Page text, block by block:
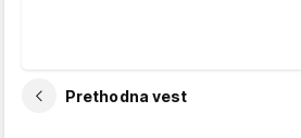
Prethodna vest